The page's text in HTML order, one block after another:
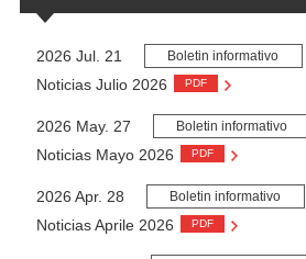
Noticias Julio 2026 PDF
2026 Jul. 21 Boletin informativo
Noticias Mayo 2026 PDF
2026 May. 27 Boletin informativo
Noticias Aprile 2026 PDF
2026 Apr. 28 Boletin informativo